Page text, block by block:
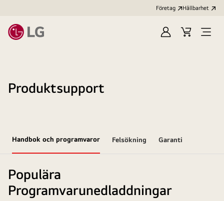
Företag Hållbarhet
LoggaKundvagn
Produktsupport
Handbok och programvaror Felsökning Garanti
Populära
Programvarunedladdningar